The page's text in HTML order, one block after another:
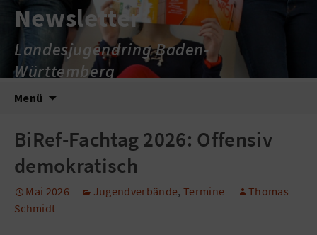
Newsletter
Landesjugendring Baden-
Württemberg
Menü
springen
BiRef-Fachtag 2026: Offensiv
demokratisch
Mai 2026 Jugendverbände, Termine
Thomas
Schmidt